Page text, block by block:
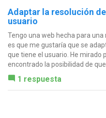
Adaptar la resolución
usuario
Tengo una web hecha para
es que me gustaría que se
que tiene el usuario. He mirado
encontrado la posibilidad de
1 respuesta